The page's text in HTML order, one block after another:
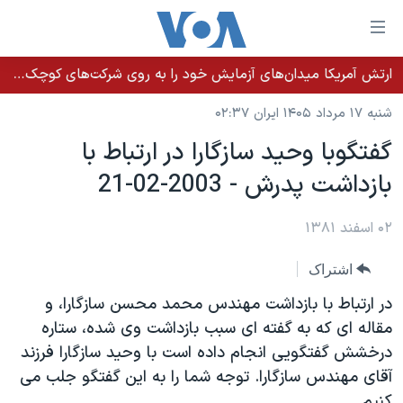
لینکهای
قابل
دسترسی
جهش
محتوای
اصلی
جهش
به
اصلی
جهش
به
جستجو
خانه
نسخه سبک وب‌سایت
موضوع ها
ایران
آمریکا
گزیده‌ها
ویژه برنامه‌ها
ویدیوها
برنامه های تلویزیونی
جدول برنامه ها
صفحه‌های ویژه
عملیات خشم حماسی
۲۵۰سالگی آمریکا
بایگانی برنامه‌های تلویزیونی
پخش رادیویی
یادگیری زبان انگلیسی
ارتش آمریکا میدان‌های آزمایش خود را به روی شرکت‌های کوچک می‌گشاید تا تسلیحات سریع‌تر به میدان نبرد برسد
شنبه ۱۷ مرداد ۱۴۰۵ ایران ۰۲:۳۷
گفتگوبا وحيد سازگارا در ارتباط با
بازداشت پدرش - 2003-02-21
۰۲ اسفند ۱۳۸۱
اشتراک
در ارتباط با بازداشت مهندس محمد محسن سازگارا، و
مقاله ای که به گفته ای سبب بازداشت وی شده، ستاره
درخشش گفتگويی انجام داده است با وحيد سازگارا فرزند
آقای مهندس سازگارا. توجه شما را به اين گفتگو جلب می